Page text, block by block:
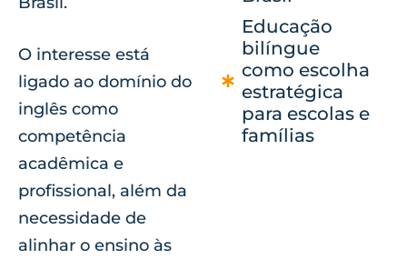
O interesse está
ligado ao domínio do
inglês como
competência
acadêmica e
profissional, além da
necessidade de
alinhar o ensino às
Educação
bilíngue
como escolha
estratégica
para escolas e
famílias